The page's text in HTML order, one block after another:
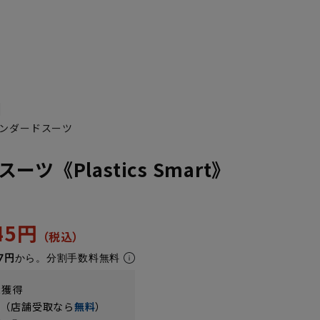
ダードスーツ
ーツ《Plastics Smart》
円
円から。分割手数料無料
得
店舗受取なら無料）